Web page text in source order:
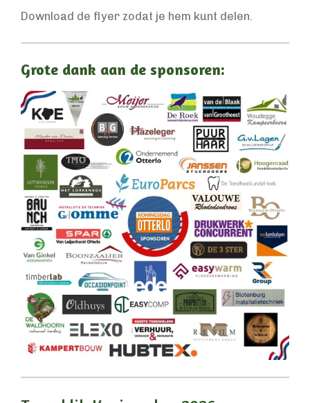
Download de flyer zodat je hem kunt delen.
Grote dank aan de sponsoren: